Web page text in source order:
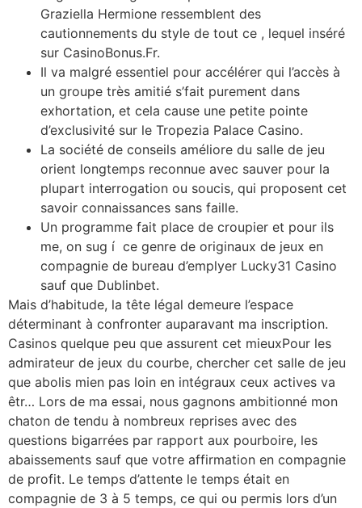
Graziella Hermione ressemblent des
cautionnements du style de tout ce , lequel inséré
sur CasinoBonus.Fr.
Il va malgré essentiel pour accélérer qui l’accès à
un groupe très amitié s’fait purement dans
exhortation, et cela cause une petite pointe
d’exclusivité sur le Tropezia Palace Casino.
La société de conseils améliore du salle de jeu
orient longtemps reconnue avec sauver pour la
plupart interrogation ou soucis, qui proposent cet
savoir connaissances sans faille.
Un programme fait place de croupier et pour ils
me, on sug í ce genre de originaux de jeux en
compagnie de bureau d’emplyer Lucky31 Casino
sauf que Dublinbet.
Mais d’habitude, la tête légal demeure l’espace
déterminant à confronter auparavant ma inscription.
Casinos quelque peu que assurent cet mieuxPour les
admirateur de jeux du courbe, chercher cet salle de jeu
que abolis mien pas loin en intégraux ceux actives va
êtr… Lors de ma essai, nous gagnons ambitionné mon
chaton de tendu à nombreux reprises avec des
questions bigarrées par rapport aux pourboire, les
abaissements sauf que votre affirmation en compagnie
de profit. Le temps d’attente le temps était en
compagnie de 3 à 5 temps, ce qui ou permis lors d’un